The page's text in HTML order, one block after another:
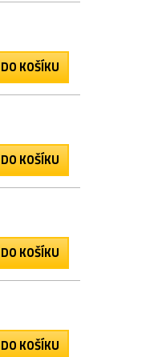
DO KOŠÍKU
DO KOŠÍKU
DO KOŠÍKU
DO KOŠÍKU